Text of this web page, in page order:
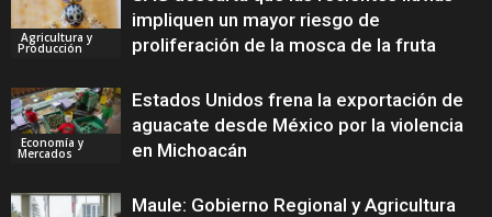
Agricultura y
Producción
impliquen un mayor riesgo de
proliferación de la mosca de la fruta
Economía y
Mercados
Estados Unidos frena la exportación de
aguacate desde México por la violencia
en Michoacán
Maule: Gobierno Regional y Agricultura